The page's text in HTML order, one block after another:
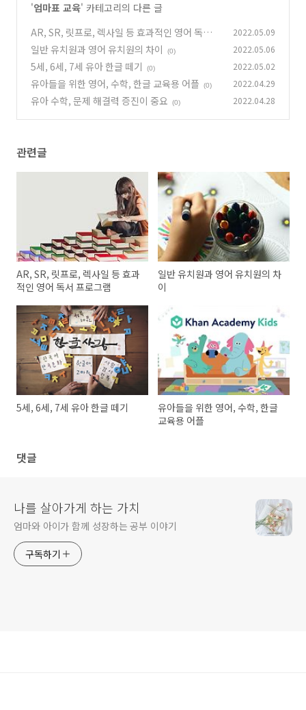
'엄마표 교육' 카테고리의 다른 글
AR, SR, 릿프로, 렉사일 등 효과적인 영어 독서
프로그램
(0)
2022.05.09
일반 유치원과 영어 유치원의 차이 (0) 2022.05.06
5세, 6세, 7세 유아 한글 떼기 (0) 2022.05.02
유아들을 위한 영어, 수학, 한글 교육용 어플 (0) 2022.04.29
유아 수학, 문제 해결력 증진이 중요 (0) 2022.04.28
관련글
AR, SR, 릿프로, 렉사일 등 효과
적인 영어 독서 프로그램
일반 유치원과 영어 유치원의 차
이
5세, 6세, 7세 유아 한글 떼기
유아들을 위한 영어, 수학, 한글
교육용 어플
댓글
나를 살아가게 하는 가치
엄마와 아이가 함께 성장하는 공부 이야기
구독하기